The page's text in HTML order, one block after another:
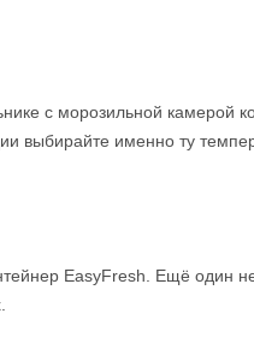
с морозильной камерой
выбирайте именно ту
EasyFresh. Ещё